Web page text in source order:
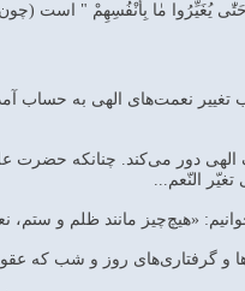
حَتّٰى يُغَيِّرُوا مٰا بِأَنْفُسِهِمْ " است
تغيير نعمت‌هاى الهى به حساب
الهى دور مى‌كند. چنانكه حضرت
تغيّر النّعم...
«هيچ‌چيز مانند ظلم و
و گرفتارى‌هاى روز و شب كه